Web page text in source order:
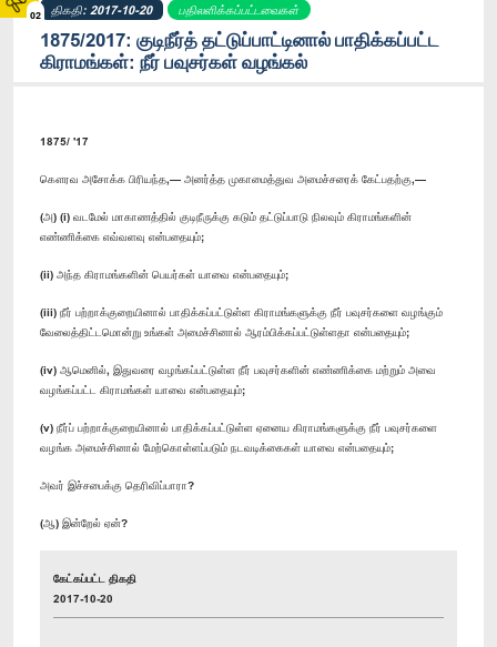
02 திகதி: 2017-10-20 பதிலளிக்கப்பட்டவைகள்
1875/2017: குடிநீர்த் தட்டுப்பாட்டினால் பாதிக்கப்பட்ட
கிராமங்கள்: நீர் பவுசர்கள் வழங்கல்
1875/ '17
கௌரவ அசோக்க பிரியந்த,— அனர்த்த முகாமைத்துவ அமைச்சரைக் கேட்பதற்கு,—
(அ) (i) வடமேல் மாகாணத்தில் குடிநீருக்கு கடும் தட்டுப்பாடு நிலவும் கிராமங்களின்
எண்ணிக்கை எவ்வளவு என்பதையும்;
(ii) அந்த கிராமங்களின் பெயர்கள் யாவை என்பதையும்;
(iii) நீர் பற்றாக்குறையினால் பாதிக்கப்பட்டுள்ள கிராமங்களுக்கு நீர் பவுசர்களை வழங்கும்
வேலைத்திட்டமொன்று உங்கள் அமைச்சினால் ஆரம்பிக்கப்பட்டுள்ளதா என்பதையும்;
(iv) ஆமெனில், இதுவரை வழங்கப்பட்டுள்ள நீர் பவுசர்களின் எண்ணிக்கை மற்றும் அவை
வழங்கப்பட்ட கிராமங்கள் யாவை என்பதையும்;
(v) நீர்ப் பற்றாக்குறையினால் பாதிக்கப்பட்டுள்ள ஏனைய கிராமங்களுக்கு நீர் பவுசர்களை
வழங்க அமைச்சினால் மேற்கொள்ளப்படும் நடவடிக்கைகள் யாவை என்பதையும்;
அவர் இச்சபைக்கு தெரிவிப்பாரா?
(ஆ) இன்றேல் ஏன்?
கேட்கப்பட்ட திகதி
2017-10-20